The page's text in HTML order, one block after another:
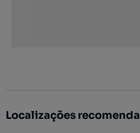
Localizações